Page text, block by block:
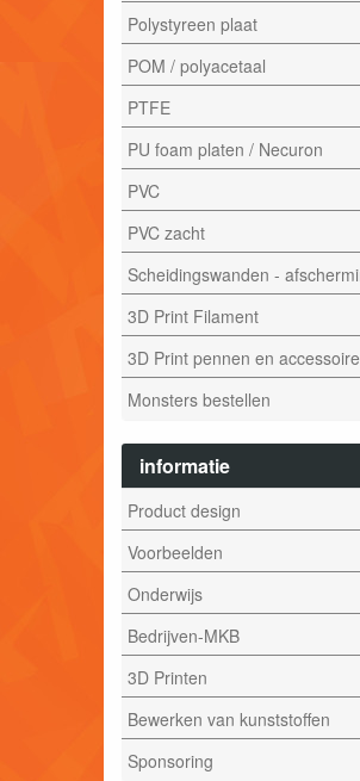
Polystyreen plaat
POM / polyacetaal
PTFE
PU foam platen / Necuron
PVC
PVC zacht
Scheidingswanden -
3D Print Filament
3D Print pennen en
Monsters bestellen
informatie
Product design
Voorbeelden
Onderwijs
Bedrijven-MKB
3D Printen
Bewerken van kunststoffen
Sponsoring